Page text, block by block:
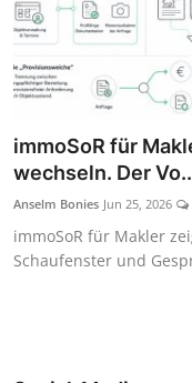
Vorproduktion
immoSoR für
wechseln. Der
Anselm Bonies Jun 25, 2026
immoSoR für Makler
Schaufenster und